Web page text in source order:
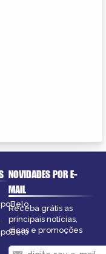
NOVIDADES POR E-
MAIL
Receba grátis as
principais notícias,
dicas e promoções